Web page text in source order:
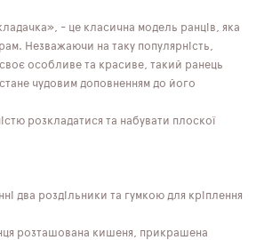
- це класична модель ранців, яка
Незважаючи на таку популярність,
особливе та красиве, такий ранець
чудовим доповненням до його
розкладатися та набувати плоскої
два роздільники та гумкою для кріплення
розташована кишеня, прикрашена